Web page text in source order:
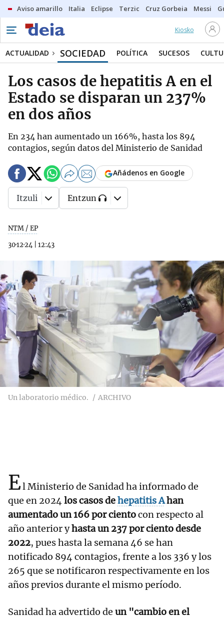
Aviso amarillo Italia Eclipse Terzic Cruz Gorbeia Messi
Kiosko
ACTUALIDAD SOCIEDAD POLÍTICA SUCESOS
Los casos de hepatitis A en el
Estado se disparan un 237%
en dos años
En 234 han aumentado un 166%, hasta los 894
contagios, según datos del Ministerio de Sanidad
NTM / EP
30·12·24
12:43
Añádenos en Google
Itzuli Entzun
Un laboratorio médico. ARCHIVO
El Ministerio de Sanidad ha informado de
que en 2024los casos dehepatitis Ahan
aumentado un 166 por cientocon respecto al
año anterior yhasta un 237 por ciento desde
2022, pues hasta la semana 46 se han
notificado 894 contagios, frente a los 336 y los
265 que se notificaron respectivamente en los
años previos durante el mismo período.
Sanidad ha advertido de un "cambio en el